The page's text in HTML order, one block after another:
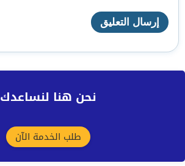
نحن هنا لنساعدك
طلب الخدمة الآن